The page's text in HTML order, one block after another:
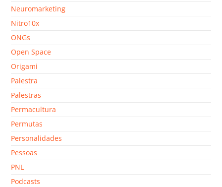
Neuromarketing
Nitro10x
ONGs
Open Space
Origami
Palestra
Palestras
Permacultura
Permutas
Personalidades
Pessoas
PNL
Podcasts